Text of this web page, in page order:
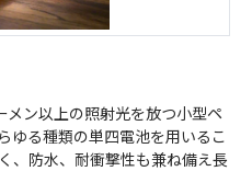
ン以上の照射光を放つ小型ペ
ゆる種類の単四電池を用いるこ
、防水、耐衝撃性も兼ね備え長